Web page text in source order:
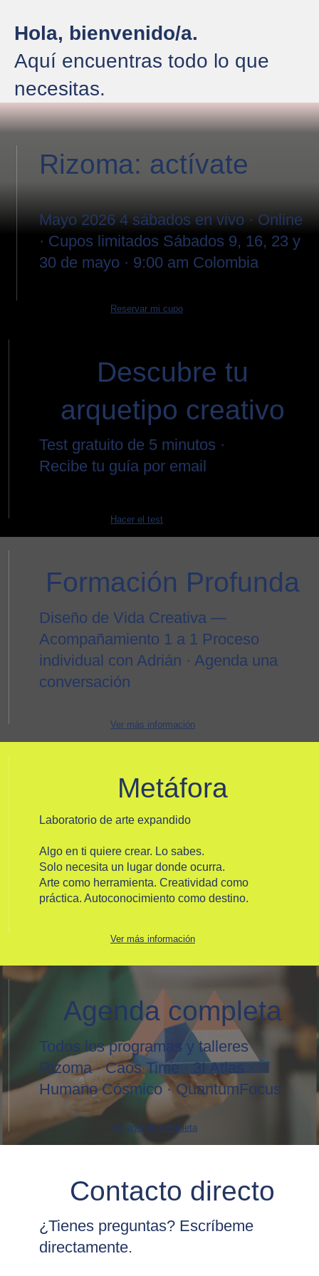
Hola, bienvenido/a.
Aquí encuentras todo lo que
necesitas.
Rizoma: actívate
Mayo 2026 4 sábados en vivo · Online
· Cupos limitados Sábados 9, 16, 23 y
30 de mayo · 9:00 am Colombia
Reservar mi cupo
Descubre tu
arquetipo creativo
Test gratuito de 5 minutos ·
Recibe tu guía por email
Hacer el test
Formación Profunda
Diseño de Vida Creativa —
Acompañamiento 1 a 1 Proceso
individual con Adrián · Agenda una
conversación
Ver más información
Metáfora
Laboratorio de arte expandido
Algo en ti quiere crear. Lo sabes.
Solo necesita un lugar donde ocurra.
Arte como herramienta. Creatividad como
práctica. Autoconocimiento como destino.
Ver más información
Agenda completa
Todos los programas y talleres
Rizoma · Caos Time · 3I Atlas ·
Humano Cósmico · QuantumFocus
Ver agenda completa
Contacto directo
¿Tienes preguntas? Escríbeme
directamente.